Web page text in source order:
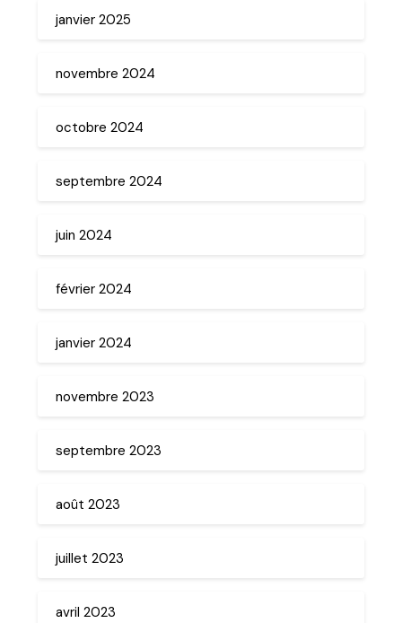
janvier 2025
novembre 2024
octobre 2024
septembre 2024
juin 2024
février 2024
janvier 2024
novembre 2023
septembre 2023
août 2023
juillet 2023
avril 2023